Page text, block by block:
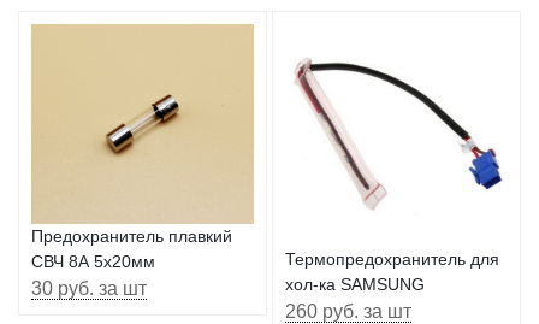
Предохранитель плавкий
СВЧ 8А 5х20мм
30 руб. за шт
Термопредохранитель для
хол-ка SAMSUNG
260 руб. за шт